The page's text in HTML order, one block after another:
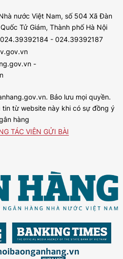
nước Việt Nam, số 504 Xã Đàn
Tử Giám, Thành phố Hà Nội
- 024.39392187
-
Bảo lưu mọi quyền.
từ website này khi có sự đồng ý
hàng
TÁC VIÊN GỬI BÀI